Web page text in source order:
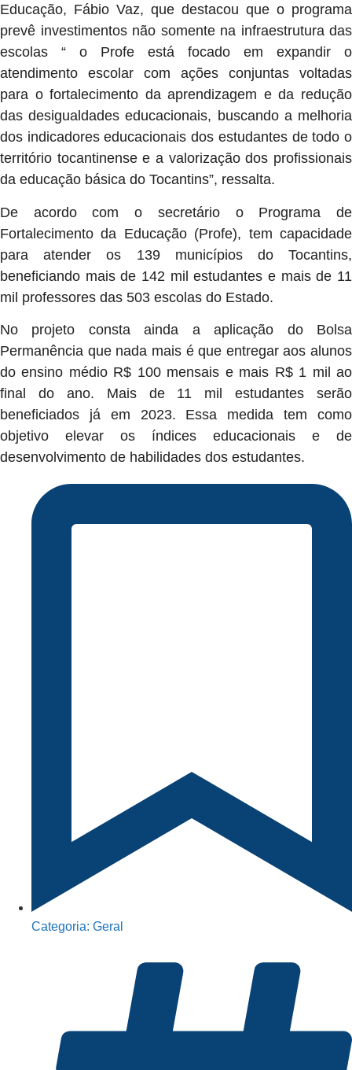
Educação, Fábio Vaz, que destacou que o programa
prevê investimentos não somente na infraestrutura das
escolas “ o Profe está focado em expandir o
atendimento escolar com ações conjuntas voltadas
para o fortalecimento da aprendizagem e da redução
das desigualdades educacionais, buscando a melhoria
dos indicadores educacionais dos estudantes de todo o
território tocantinense e a valorização dos profissionais
da educação básica do Tocantins”, ressalta.
De acordo com o secretário o Programa de
Fortalecimento da Educação (Profe), tem capacidade
para atender os 139 municípios do Tocantins,
beneficiando mais de 142 mil estudantes e mais de 11
mil professores das 503 escolas do Estado.
No projeto consta ainda a aplicação do Bolsa
Permanência que nada mais é que entregar aos alunos
do ensino médio R$ 100 mensais e mais R$ 1 mil ao
final do ano. Mais de 11 mil estudantes serão
beneficiados já em 2023. Essa medida tem como
objetivo elevar os índices educacionais e de
desenvolvimento de habilidades dos estudantes.
Categoria: Geral